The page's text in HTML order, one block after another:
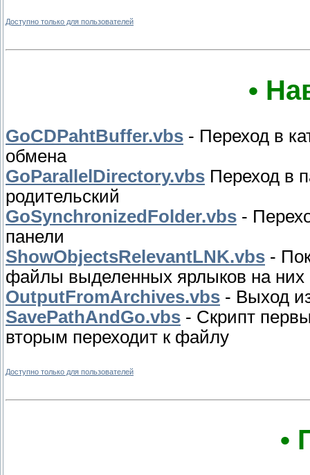
Доступно только для пользователей
•
GoCDPahtBuffer.vbs - Переход в
обмена
GoParallelDirectory.vbs Переход в
родительский
GoSynchronizedFolder.vbs -
панели
ShowObjectsRelevantLNK.vbs -
файлы выделенных ярлыков на них
OutputFromArchives.vbs - Выход
SavePathAndGo.vbs - Скрипт
вторым переходит к файлу
Доступно только для пользователей
•